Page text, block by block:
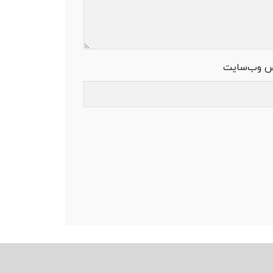
وب‌سایت